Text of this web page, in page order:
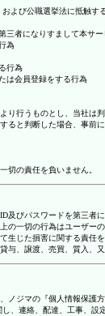
よび公職選挙法に抵触す
三者になりすまして本サ
為
行為
は会員登録をする行為
行うものとし、当社は
と判断した場合、事前
切の責任を負いません。
びパスワードを第三者
の一切の行為はユーザーの
生じた損害に関する責任を
、譲渡、売買、質入、
ノジマの『個人情報保護
、連絡、配達、工事、設